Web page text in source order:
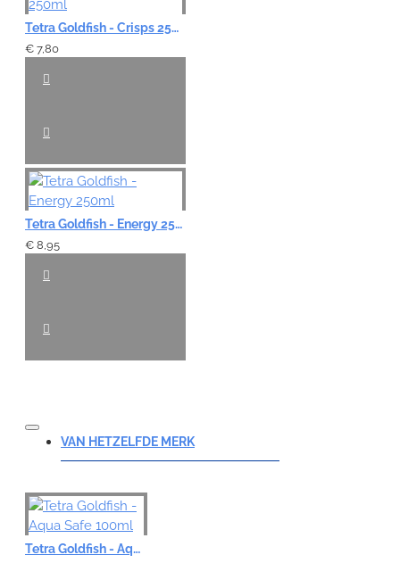
Tetra Goldfish - Crisps 250ml
€ 7,80
Tetra Goldfish - Energy 250ml
€ 8,95
VAN HETZELFDE MERK
Tetra Goldfish - Aqua Safe 100ml